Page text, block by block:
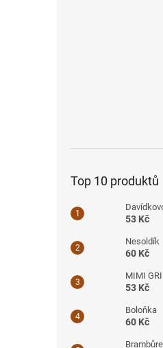
Top 10 produktů
53 Kč
Nesoldík
60 Kč
MIMI
53 Kč
Boloňka
60 Kč